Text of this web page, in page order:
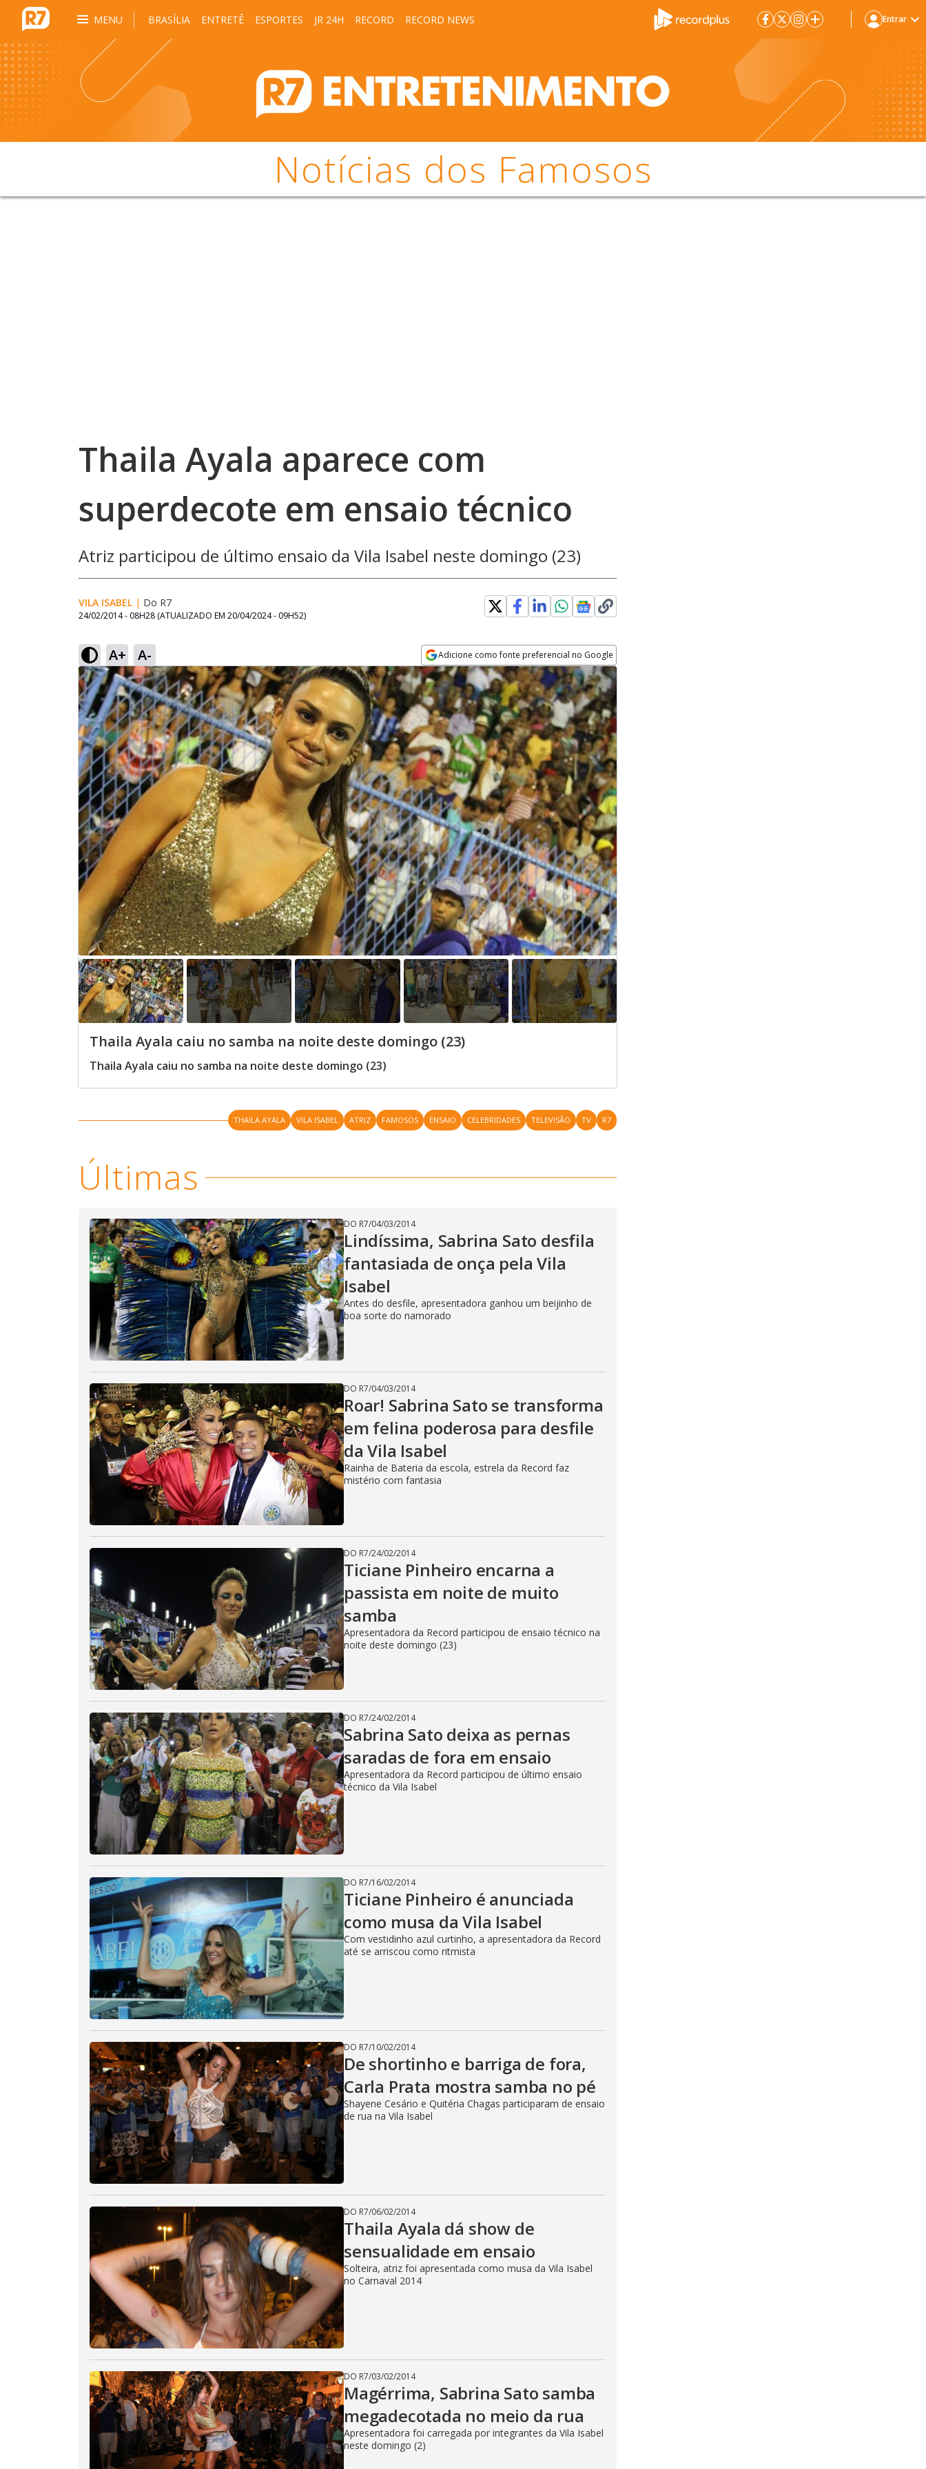
MENU BRASÍLIA ENTRETÊ ESPORTES JR 24H RECORD RECORD NEWS Entrar
Notícias dos Famosos
Thaila Ayala aparece com
superdecote em ensaio técnico
Atriz participou de último ensaio da Vila Isabel neste domingo (23)
VILA ISABEL | Do R7
24/02/2014 - 08H28 (ATUALIZADO EM 20/04/2024 - 09H52)
A+ A- Adicione como fonte preferencial no Google
Opens in new window
Thaila Ayala caiu no samba na noite deste domingo (23)
Thaila Ayala caiu no samba na noite deste domingo (23)
THAILA AYALA VILA ISABEL ATRIZ FAMOSOS ENSAIO CELEBRIDADES TELEVISÃO TV R7
Últimas
DO R7/04/03/2014
Lindíssima, Sabrina Sato desfila
fantasiada de onça pela Vila
Isabel
Antes do desfile, apresentadora ganhou um beijinho de
boa sorte do namorado
DO R7/04/03/2014
Roar! Sabrina Sato se transforma
em felina poderosa para desfile
da Vila Isabel
Rainha de Bateria da escola, estrela da Record faz
mistério com fantasia
DO R7/24/02/2014
Ticiane Pinheiro encarna a
passista em noite de muito
samba
Apresentadora da Record participou de ensaio técnico na
noite deste domingo (23)
DO R7/24/02/2014
Sabrina Sato deixa as pernas
saradas de fora em ensaio
Apresentadora da Record participou de último ensaio
técnico da Vila Isabel
DO R7/16/02/2014
Ticiane Pinheiro é anunciada
como musa da Vila Isabel
Com vestidinho azul curtinho, a apresentadora da Record
até se arriscou como ritmista
DO R7/10/02/2014
De shortinho e barriga de fora,
Carla Prata mostra samba no pé
Shayene Cesário e Quitéria Chagas participaram de ensaio
de rua na Vila Isabel
DO R7/06/02/2014
Thaila Ayala dá show de
sensualidade em ensaio
Solteira, atriz foi apresentada como musa da Vila Isabel
no Carnaval 2014
DO R7/03/02/2014
Magérrima, Sabrina Sato samba
megadecotada no meio da rua
Apresentadora foi carregada por integrantes da Vila Isabel
neste domingo (2)